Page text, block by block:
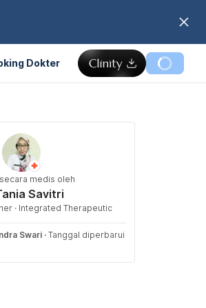
Dokter
medis oleh
Savitri
· Integrated Therapeutic
Swari · Tanggal diperbarui